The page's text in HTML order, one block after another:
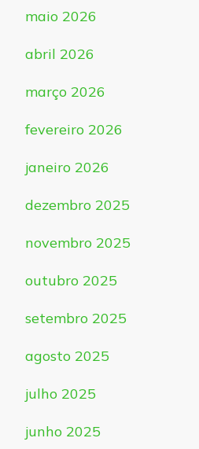
maio 2026
abril 2026
março 2026
fevereiro 2026
janeiro 2026
dezembro 2025
novembro 2025
outubro 2025
setembro 2025
agosto 2025
julho 2025
junho 2025